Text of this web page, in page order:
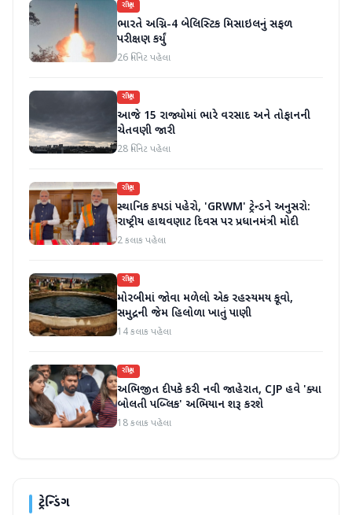
રાષ્ટ્રીય
ભારતે અગ્નિ-4 બેલિસ્ટિક મિસાઇલનું સફળ
પરીક્ષણ કર્યું
26 મિનિટ પહેલા
રાષ્ટ્રીય
આજે 15 રાજ્યોમાં ભારે વરસાદ અને તોફાનની
ચેતવણી જારી
28 મિનિટ પહેલા
રાષ્ટ્રીય
સ્થાનિક કપડાં પહેરો, 'GRWM' ટ્રેન્ડને અનુસરો:
રાષ્ટ્રીય હાથવણાટ દિવસ પર પ્રધાનમંત્રી મોદી
2 કલાક પહેલા
રાષ્ટ્રીય
મોરબીમાં જોવા મળેલો એક રહસ્યમય કૂવો,
સમુદ્રની જેમ હિલોળા ખાતું પાણી
14 કલાક પહેલા
રાષ્ટ્રીય
અભિજીત દીપકે કરી નવી જાહેરાત, CJP હવે 'ક્યા
બોલતી પબ્લિક' અભિયાન શરૂ કરશે
18 કલાક પહેલા
ટ્રેન્ડિંગ